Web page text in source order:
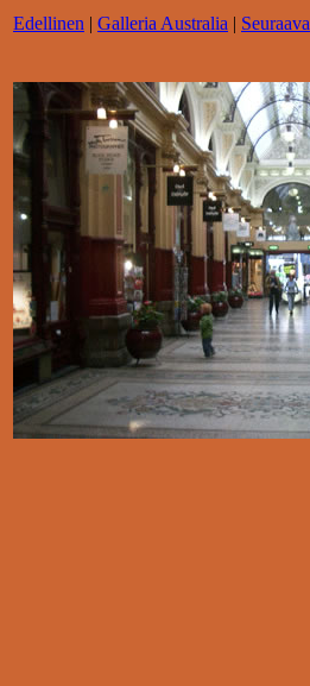
Edellinen | Galleria Australia | Seuraava